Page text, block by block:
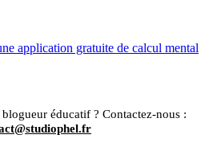
application gratuite de calcul mental
éducatif ? Contactez-nous :